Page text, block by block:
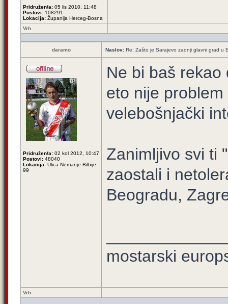
Pridružen/a: 05 lis 2010, 11:48
Postovi: 108291
Lokacija: Županija Herceg-Bosna
Vrh
daramo Naslov: Re: Zašto je Sarajevo zadnji glavni grad u
Pridružen/a: 02 kol 2012, 10:47
Postovi: 48040
Lokacija: Ulica Nemanje Bilbije
99
Ne bi baš
eto nije
velebošnjački
Zanimljivo svi ti
zaostali i
Beogradu,
mostarski
Vrh